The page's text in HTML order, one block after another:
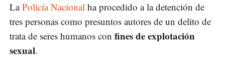
LaPolicía Nacional ha procedido a la detención de
tres personas como presuntos autores de un delito de
trata de seres humanos con fines de explotación
sexual.